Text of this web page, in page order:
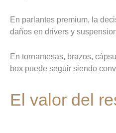
En parlantes premium, la
daños en drivers y
En tornamesas, brazos,
box puede seguir siendo
El valor del